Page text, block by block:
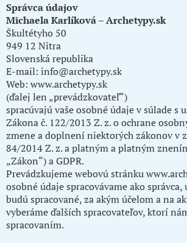
Správca údajov
Michaela Karlíková –Archetypy.sk
Škultétyho 50
949 12 Nitra
Slovenská republika
E-mail: info@archetypy.sk
Web: www.archetypy.sk
(ďalej len „prevádzkovateľ“)
spracúvajú vaše osobné údaje v súlade s
Zákona č. 122/2013 Z. z. o ochrane
zmene a doplnení niektorých zákonov v
84/2014 Z. z. a platným a platným
„Zákon“) a GDPR.
Prevádzkujeme webovú stránku
osobné údaje spracovávame ako správca,
budú spracované, za akým účelom a na
vyberáme ďalších spracovateľov, ktorí
spracovaním.